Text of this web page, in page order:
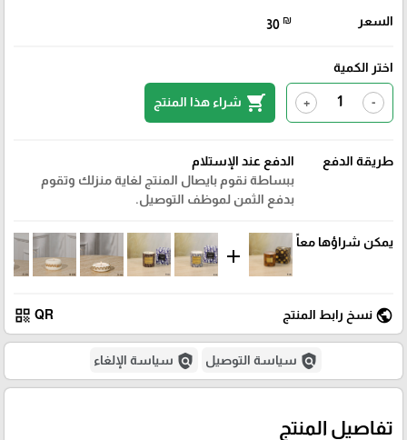
السعر 30 ₪
اختر الكمية
-
+
shopping_cart شراء هذا المنتج
طريقة الدفع
الدفع عند الإستلام
ببساطة نقوم بايصال المنتج لغاية منزلك وتقوم
بدفع الثمن لموظف التوصيل.
يمكن شراؤها معاً
add
public نسخ رابط المنتج QR
qr_code
policy سياسة التوصيل policy سياسة الإلغاء
تفاصيل المنتج